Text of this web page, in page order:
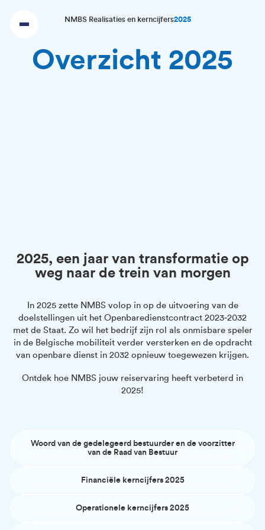
NMBS Realisaties en kerncijfers2025
Overzicht 2025
2025, een jaar van transformatie op
weg naar de trein van morgen
In 2025 zette NMBS volop in op de uitvoering van de
doelstellingen uit het Openbaredienstcontract 2023‑2032
met de Staat. Zo wil het bedrijf zijn rol als onmisbare speler
in de Belgische mobiliteit verder versterken en de opdracht
van openbare dienst in 2032 opnieuw toegewezen krijgen.
Ontdek hoe NMBS jouw reiservaring heeft verbeterd in
2025!
Woord van de gedelegeerd bestuurder en de voorzitter
van de Raad van Bestuur
Financiële kerncijfers 2025
Operationele kerncijfers 2025